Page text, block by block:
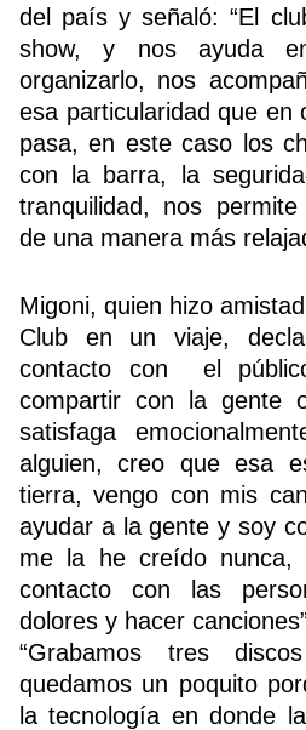
del país y señaló: “El
show, y nos ayuda
organizarlo, nos
esa particularidad que en
pasa, en este caso los
con la barra, la
tranquilidad, nos
de una manera más
Migoni, quien hizo
Club en un viaje,
contacto con el
compartir con la gente
satisfaga
alguien, creo que esa
tierra, vengo con mis
ayudar a la gente y soy
me la he creído nunca,
contacto con las
dolores y hacer
“Grabamos tres
quedamos un poquito
la tecnología en donde